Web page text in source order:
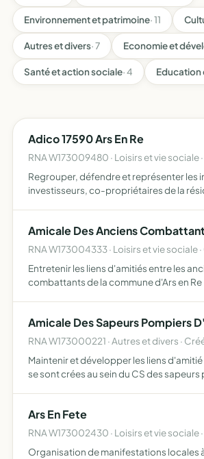
Environnement et patrimoine· 11
Autres et divers· 7 Economie et
Santé et action sociale· 4 Education
Adico 17590 Ars En Re
RNA W173009480 · Loisirs et vie sociale
Regrouper, défendre et représenter les
investisseurs, co-propriétaires de la
Amicale Des Anciens
RNA W173004333 · Loisirs et vie sociale
Entretenir les liens d'amitiés entre les
combattants de la commune d'Ars en Re
Amicale Des Sapeurs Pompiers
RNA W173000221 · Autres et divers ·
Maintenir et développer les liens
se sont crées au sein du CS des
Ars En Fete
RNA W173002430 · Loisirs et vie sociale
Organisation de manifestations locales